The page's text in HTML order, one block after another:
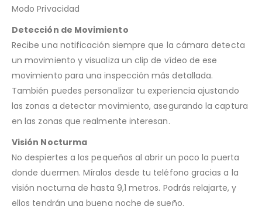
Modo Privacidad
Detección de Movimiento
Recibe una notificación siempre que la cámara detecta
un movimiento y visualiza un clip de vídeo de ese
movimiento para una inspección más detallada.
También puedes personalizar tu experiencia ajustando
las zonas a detectar movimiento, asegurando la captura
en las zonas que realmente interesan.
Visión Nocturma
No despiertes a los pequeños al abrir un poco la puerta
donde duermen. Míralos desde tu teléfono gracias a la
visión nocturna de hasta 9,1 metros. Podrás relajarte, y
ellos tendrán una buena noche de sueño.